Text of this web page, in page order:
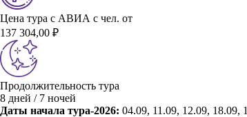
Цена тура с АВИА с чел. от
137 304,00 ₽
Продолжительность тура
8 дней / 7 ночей
Даты начала тура-2026: 04.09, 11.09, 12.09, 18.09,